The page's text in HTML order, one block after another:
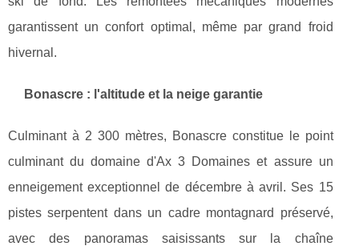
garantissent un confort optimal, même par grand froid
hivernal.
Bonascre : l'altitude et la neige garantie
Culminant à 2 300 mètres, Bonascre constitue le point
culminant du domaine d'Ax 3 Domaines et assure un
enneigement exceptionnel de décembre à avril. Ses 15
pistes serpentent dans un cadre montagnard préservé,
avec des panoramas saisissants sur la chaîne